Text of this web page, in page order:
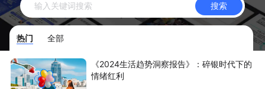
有赞成功案例
面对面聊增长
有赞春季发布会 实干家直播间
搜索
热门 全部
《2024生活趋势洞察报告》：碎银时代下的
情绪红利